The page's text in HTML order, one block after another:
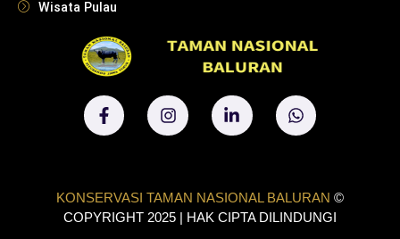
Wisata Pulau
KONSERVASI TAMAN NASIONAL BALURAN ©
COPYRIGHT 2025 | HAK CIPTA DILINDUNGI